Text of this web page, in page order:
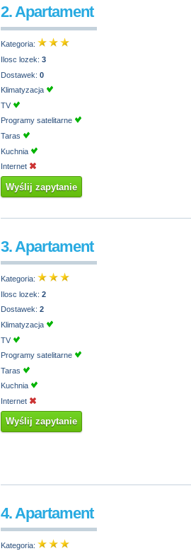
2. Apartament
Kategoria:
Ilosc lozek: 3
Dostawek: 0
Klimatyzacja
TV
Programy satelitarne
Taras
Kuchnia
Internet
Wyślij zapytanie
3. Apartament
Kategoria:
Ilosc lozek: 2
Dostawek: 2
Klimatyzacja
TV
Programy satelitarne
Taras
Kuchnia
Internet
Wyślij zapytanie
4. Apartament
Kategoria: